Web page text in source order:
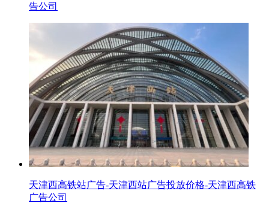
告公司
天津西高铁站广告-天津西站广告投放价格-天津西高铁
广告公司